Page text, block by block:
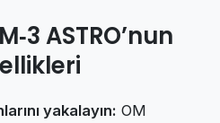
ASTRO’nun
yakalayın: OM